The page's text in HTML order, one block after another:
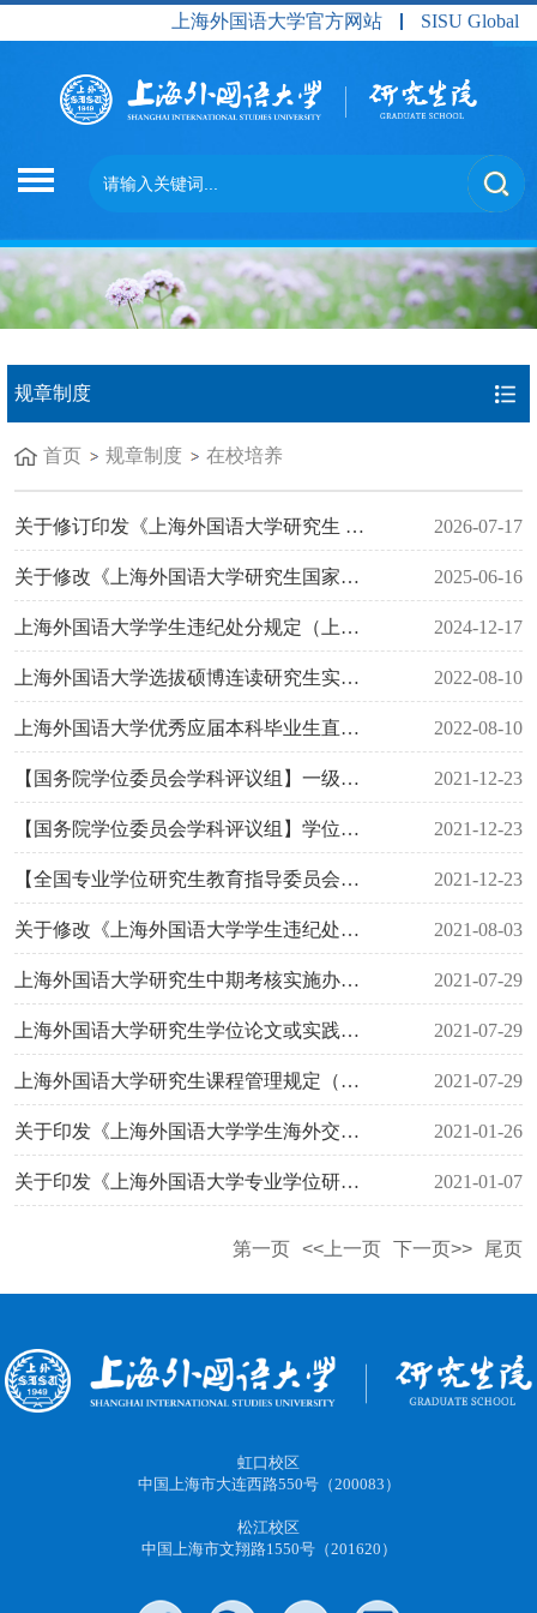
上海外国语大学官方网站 SISU Global
规章制度
首页 规章制度 在校培养
关于修订印发《上海外国语大学研究生 学业奖学金评审办法》的通知 上外研〔2026〕8号 2026-07-17
关于修改《上海外国语大学研究生国家奖学金评审办法》的决定（上外研〔2025〕4号） 2025-06-16
上海外国语大学学生违纪处分规定（上外学〔2024〕1号） 2024-12-17
上海外国语大学选拔硕博连读研究生实施办法（试行）（上外研〔2022〕2号） 2022-08-10
上海外国语大学优秀应届本科毕业生直接攻读博士学位研究生实施办法（试行）（上外研〔2022〕1号） 2022-08-10
【国务院学位委员会学科评议组】一级学科博士、硕士学位基本要求 2021-12-23
【国务院学位委员会学科评议组】学位授予和人才培养一级学科简介 2021-12-23
【全国专业学位研究生教育指导委员会】专业学位类别（领域）博士、硕士学位基本要求 2021-12-23
关于修改《上海外国语大学学生违纪处分规定》的通知（上外学〔2021〕4号） 2021-08-03
上海外国语大学研究生中期考核实施办法（上外研〔2025〕11号） 2021-07-29
上海外国语大学研究生学位论文或实践成果开题论证实施办法（上外研〔2025〕10号） 2021-07-29
上海外国语大学研究生课程管理规定（上外研〔2021〕9号） 2021-07-29
关于印发《上海外国语大学学生海外交流基金管理办法》的通知（上外外办〔2021〕1号） 2021-01-26
关于印发《上海外国语大学专业学位研究生实践基地建设管理办法》的通知（上外研〔2021〕1号） 2021-01-07
第一页 <<上一页 下一页>> 尾页
虹口校区
中国上海市大连西路550号（200083）
松江校区
中国上海市文翔路1550号（201620）